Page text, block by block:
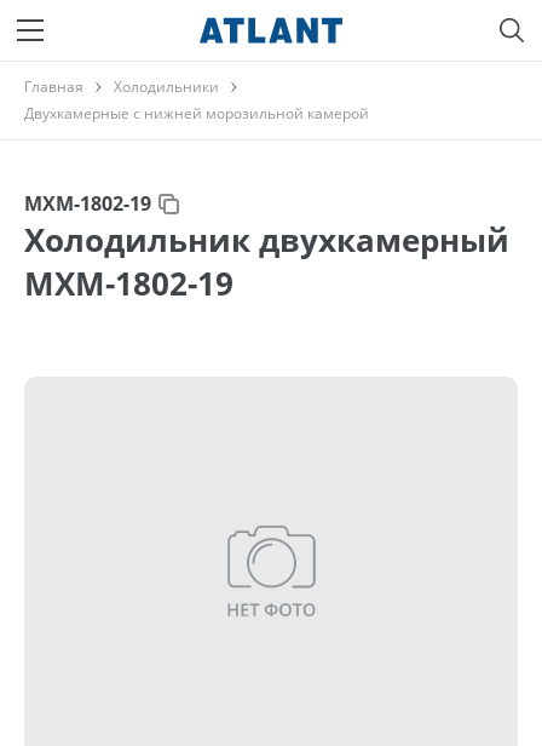
Главная
Холодильники
Двухкамерные с нижней морозильной камерой
МХМ-1802-19
Холодильник двухкамерный
МХМ-1802-19